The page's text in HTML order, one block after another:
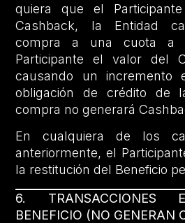
quiera que el
Cashback, la Entidad
compra a una cuota a
Participante el valor del
causando un
obligación de crédito de
compra no generará
En cualquiera de los
anteriormente, el
la restitución del Beneficio
6. TRANSACCIONES
BENEFICIO (NO GENERAN